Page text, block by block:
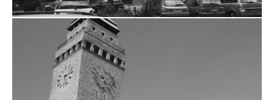
ERNST-ABBE GYMNASIUM